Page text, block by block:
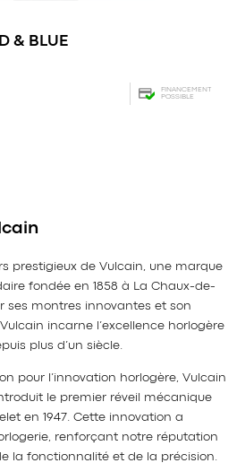
& BLUE
FINANCEMENT
POSSIBLE
prestigieux de Vulcain, une marque
fondée en 1858 à La Chaux-de-
ses montres innovantes et son
incarne l’excellence horlogère
plus d’un siècle.
pour l’innovation horlogère, Vulcain
le premier réveil mécanique
en 1947. Cette innovation a
renforçant notre réputation
la fonctionnalité et de la précision.